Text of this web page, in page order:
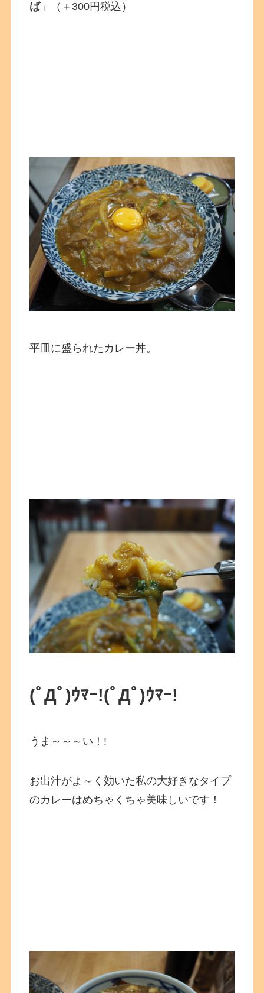
ば」（＋300円税込）
平皿に盛られたカレー丼。
(ﾟДﾟ)ｳﾏｰ!(ﾟДﾟ)ｳﾏｰ!
うま～～～い！!
お出汁がよ～く効いた私の大好きなタイプ
のカレーはめちゃくちゃ美味しいです！